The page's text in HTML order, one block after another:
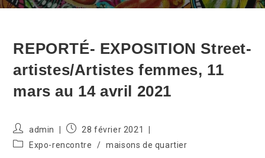
REPORTÉ- EXPOSITION Street-
artistes/Artistes femmes, 11
mars au 14 avril 2021
Auteur/autrice
de
la
admin
Publication
28 février 2021
PostExpo-rencontre / maisons de quartier